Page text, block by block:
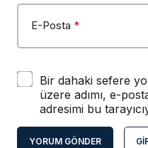
E-Posta *
Bir dahaki sefere
üzere adımı, e-
adresimi bu
YORUM GÖNDER